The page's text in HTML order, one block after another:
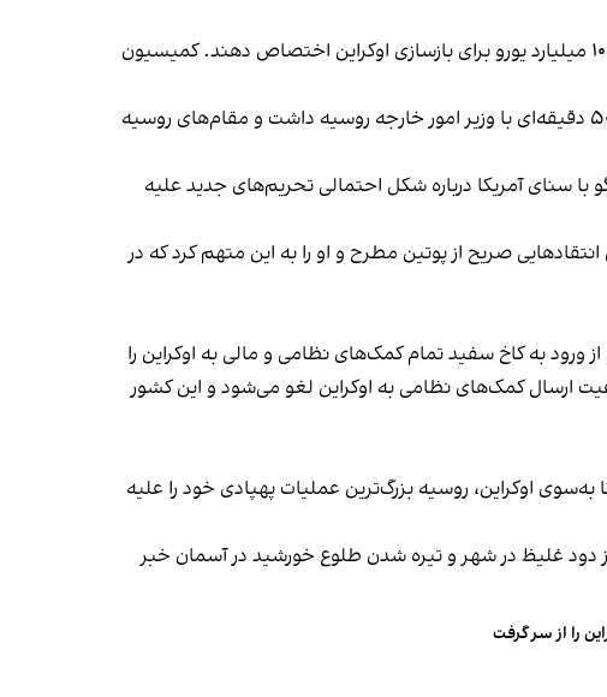
جورجیا ملونی، نخست‌وزیر ایتالیا در نخستین روز این کنفرانس اعلام کرد که شرکت‌کنندگان متعهد شده‌اند که بیش از ۱۰ میلیارد یورو برای بازسازی اوکراین اختصاص دهند. کمیسیون
همزمان با حضور دونالد ترامپ، رییس‌جمهوری آمریکا، در کنفرانس رُم، مارکو روبیو، وزیر امور خارجه این کشور دیداری ۵۰ دقیقه‌ای با وزیر امور خارجه روسیه داشت و مقام‌های روسیه
با سنای آمریکا درباره شکل احتمالی تحریم‌های جدید علیه
صریح از پوتین مطرح و او را به این متهم کرد که در
ورود به کاخ سفید تمام کمک‌های نظامی و مالی به اوکراین را
ارسال کمک‌های نظامی به اوکراین لغو می‌شود و این کشور
به‌سوی اوکراین، روسیه بزرگ‌ترین عملیات پهپادی خود را علیه
دود غلیظ در شهر و تیره شدن طلوع خورشید در آسمان خبر
را از سر گرفت